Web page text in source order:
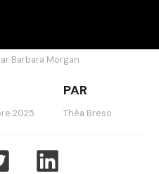
Barbara Morgan
2025
PAR
Théa Breso